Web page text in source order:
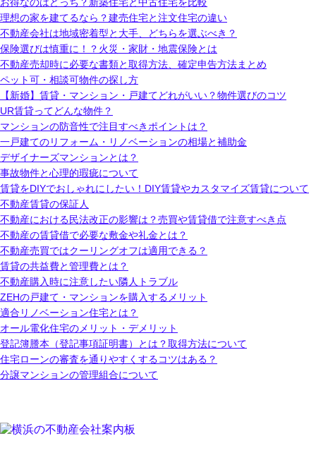
理想の家を建てるなら？建売住宅と注文住宅の違い
不動産会社は地域密着型と大手、どちらを選ぶべき？
保険選びは慎重に！？火災・家財・地震保険とは
不動産売却時に必要な書類と取得方法、確定申告方法まとめ
ペット可・相談可物件の探し方
【新婚】賃貸・マンション・戸建てどれがいい？物件選びのコツ
UR賃貸ってどんな物件？
マンションの防音性で注目すべきポイントは？
一戸建てのリフォーム・リノベーションの相場と補助金
デザイナーズマンションとは？
事故物件と心理的瑕疵について
賃貸をDIYでおしゃれにしたい！DIY賃貸やカスタマイズ賃貸について
不動産賃貸の保証人
不動産における民法改正の影響は？売買や賃貸借で注意すべき点
不動産の賃貸借で必要な敷金や礼金とは？
不動産売買ではクーリングオフは適用できる？
賃貸の共益費と管理費とは？
不動産購入時に注意したい隣人トラブル
ZEHの戸建て・マンションを購入するメリット
適合リノベーション住宅とは？
オール電化住宅のメリット・デメリット
登記簿謄本（登記事項証明書）とは？取得方法について
住宅ローンの審査を通りやすくするコツはある？
分譲マンションの管理組合について